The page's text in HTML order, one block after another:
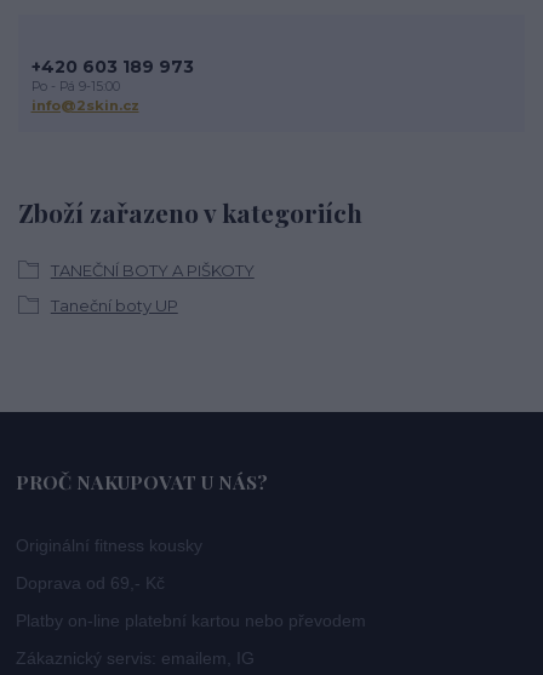
Zboží zařazeno v kategoriích
TANEČNÍ BOTY A PIŠKOTY
Taneční boty UP
+420 603 189 973
Po - Pá 9-15:00
info@2skin.cz
PROČ NAKUPOVAT U NÁS?
Originální fitness kousky
Doprava od 69,- Kč
Platby on-line platební kartou nebo převodem
Zákaznický servis: emailem, IG